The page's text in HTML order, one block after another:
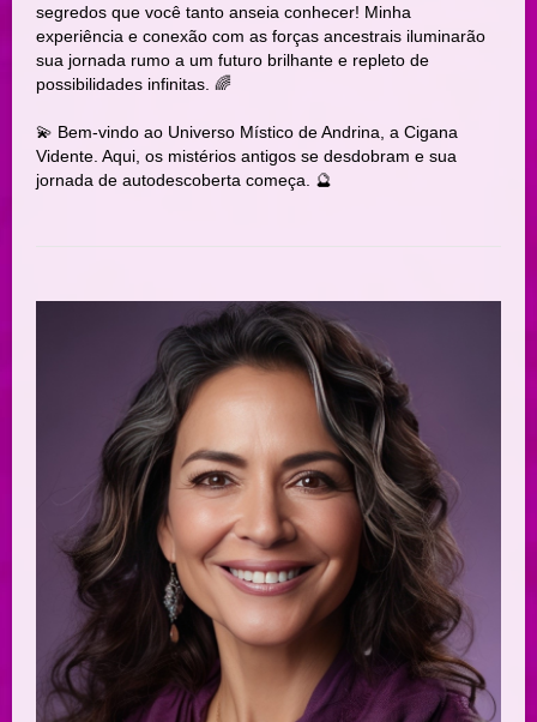
segredos que você tanto anseia conhecer! Minha
experiência e conexão com as forças ancestrais iluminarão
sua jornada rumo a um futuro brilhante e repleto de
possibilidades infinitas. 🌈
💫 Bem-vindo ao Universo Místico de Andrina, a Cigana
Vidente. Aqui, os mistérios antigos se desdobram e sua
jornada de autodescoberta começa. 🔮